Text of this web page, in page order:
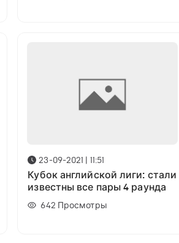
23-09-2021 | 11:51
Кубок английской лиги: стали
известны все пары 4 раунда
642 Просмотры